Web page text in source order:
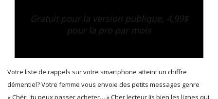
Gratuit pour la version publique, 4,99$
pour la pro par mois
Votre liste de rappels sur votre smartphone atteint un chiffre
démentiel? Votre femme vous envoie des petits messages genre
« Chéri, tu peux passer acheter… » Cher lecteur lis bien les lignes qui